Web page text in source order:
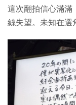
這次翻拍信心滿滿
絲失望。未知在選